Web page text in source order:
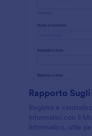
Registra e
informatici con il
informatico, utile